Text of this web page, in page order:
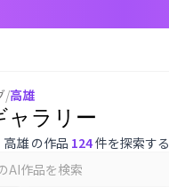
/高雄
ャラリー
高雄 の作品 124件を探索する